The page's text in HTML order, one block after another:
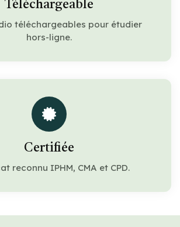
Téléchargeable
téléchargeables pour étudier
hors-ligne.
Certifiée
reconnu IPHM, CMA et CPD.